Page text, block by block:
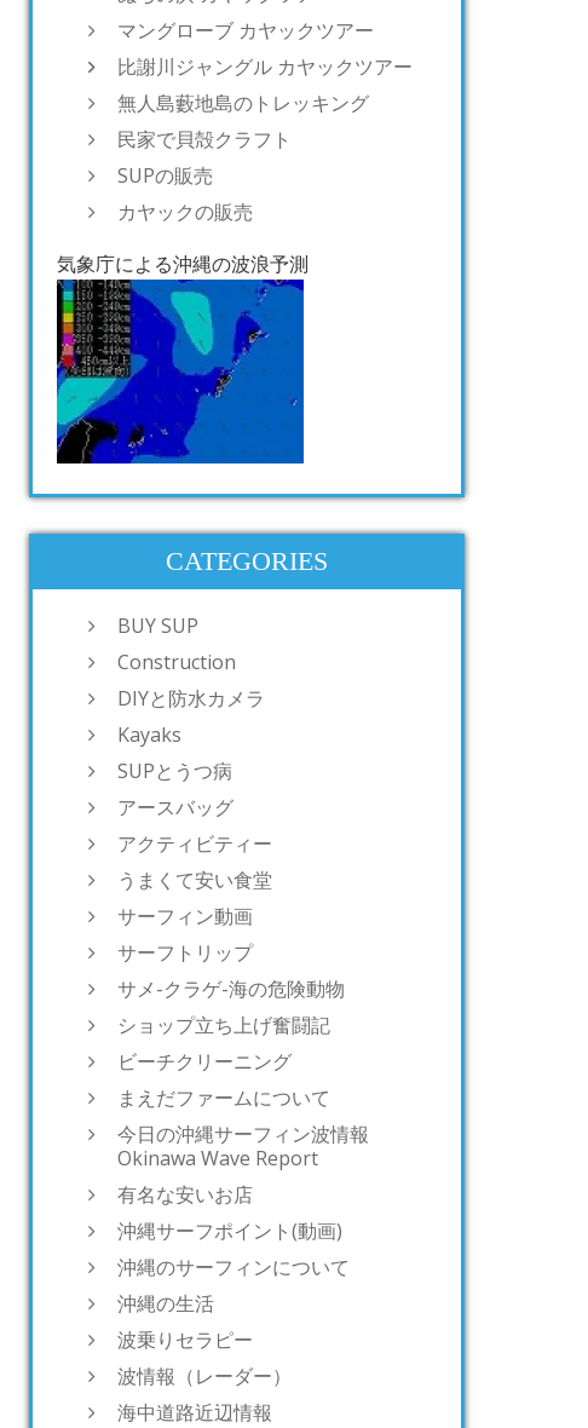
マングローブ カヤックツアー
比謝川ジャングル カヤックツアー
無人島藪地島のトレッキング
民家で貝殻クラフト
SUPの販売
カヤックの販売
気象庁による沖縄の波浪予測
CATEGORIES
BUY SUP
Construction
DIYと防水カメラ
Kayaks
SUPとうつ病
アースバッグ
アクティビティー
うまくて安い食堂
サーフィン動画
サーフトリップ
サメ-クラゲ-海の危険動物
ショップ立ち上げ奮闘記
ビーチクリーニング
まえだファームについて
今日の沖縄サーフィン波情報
Okinawa Wave Report
有名な安いお店
沖縄サーフポイント(動画)
沖縄のサーフィンについて
沖縄の生活
波乗りセラピー
波情報（レーダー）
海中道路近辺情報